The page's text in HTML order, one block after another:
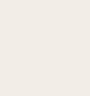
des peaux sèches,